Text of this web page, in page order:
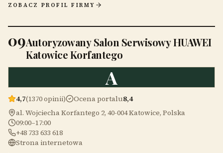
ZOBACZ PROFIL FIRMY
09Autoryzowany Salon Serwisowy HUAWEI
Katowice Korfantego
A
4,7(1370 opinii) Ocena portalu8,4
al. Wojciecha Korfantego 2, 40-004 Katowice, Polska
09:00–17:00
+48 733 633 618
Strona internetowa